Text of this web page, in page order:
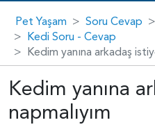
Pet Yaşam Soru Cevap
Kedi Soru - Cevap
Kedim yanına arkadaş
Kedim yanına
napmalıyım